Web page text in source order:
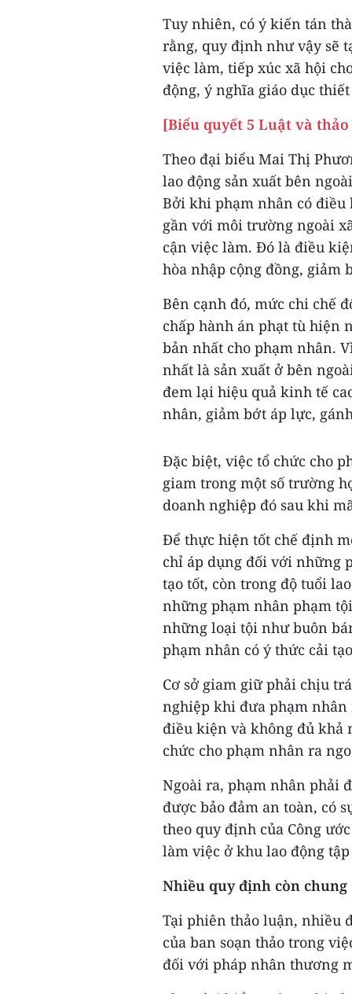
Tuy nhiên, có ý kiến tán
rằng, quy định như vậy sẽ
việc làm, tiếp xúc xã hội
động, ý nghĩa giáo dục
[Biểu quyết 5 Luật và
Theo đại biểu Mai Thị
lao động sản xuất bên
Bởi khi phạm nhân có điều
gần với môi trường ngoài
cận việc làm. Đó là điều
hòa nhập cộng đồng, giảm
Bên cạnh đó, mức chi chế
chấp hành án phạt tù hiện
bản nhất cho phạm nhân.
nhất là sản xuất ở bên
đem lại hiệu quả kinh tế
nhân, giảm bớt áp lực,
Đặc biệt, việc tổ chức cho
giam trong một số trường
doanh nghiệp đó sau khi
Để thực hiện tốt chế định
chỉ áp dụng đối với những
tạo tốt, còn trong độ tuổi
những phạm nhân phạm
những loại tội như buôn
phạm nhân có ý thức cải
Cơ sở giam giữ phải chịu
nghiệp khi đưa phạm nhân
điều kiện và không đủ khả
chức cho phạm nhân ra
Ngoài ra, phạm nhân phải
được bảo đảm an toàn, có
theo quy định của Công
làm việc ở khu lao động
Nhiều quy định còn
Tại phiên thảo luận, nhiều
của ban soạn thảo trong
đối với pháp nhân thương